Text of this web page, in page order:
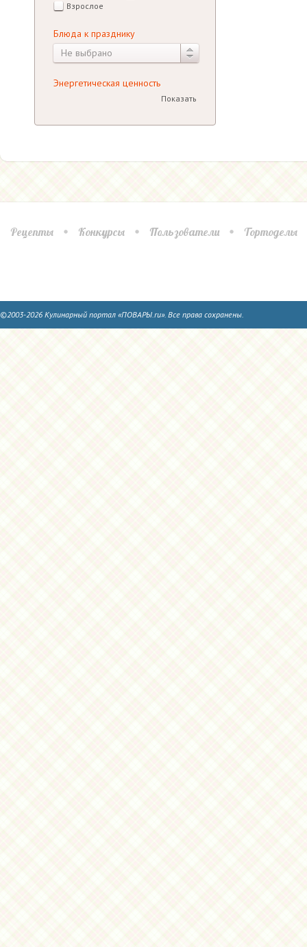
Взрослое
Блюда к празднику
Не выбрано
Энергетическая ценность
Показать
Рецепты Конкурсы Пользователи Тортоделы
©2003-2026 Кулинарный портал «ПОВАРЫ.ru». Все права сохранены.